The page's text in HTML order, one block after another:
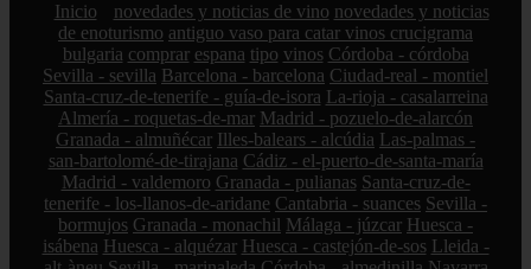
Inicio novedades y noticias de vino novedades y noticias
de enoturismo antiguo vaso para catar vinos crucigrama
bulgaria comprar espana tipo vinos Córdoba - córdoba
Sevilla - sevilla Barcelona - barcelona Ciudad-real - montiel
Santa-cruz-de-tenerife - guía-de-isora La-rioja - casalarreina
Almería - roquetas-de-mar Madrid - pozuelo-de-alarcón
Granada - almuñécar Illes-balears - alcúdia Las-palmas -
san-bartolomé-de-tirajana Cádiz - el-puerto-de-santa-maría
Madrid - valdemoro Granada - pulianas Santa-cruz-de-
tenerife - los-llanos-de-aridane Cantabria - suances Sevilla -
bormujos Granada - monachil Málaga - júzcar Huesca -
isábena Huesca - alquézar Huesca - castejón-de-sos Lleida -